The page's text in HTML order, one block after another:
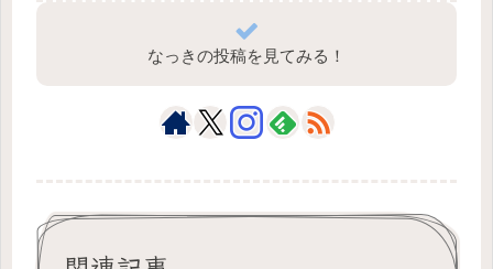
なっきの投稿を見てみる！